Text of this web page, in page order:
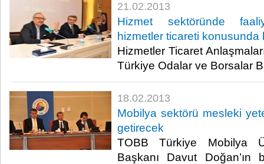
21.02.2013
Hizmet sektöründe
hizmetler ticareti konusunda
Hizmetler Ticaret
Türkiye Odalar ve Borsalar
18.02.2013
Mobilya sektörü mesleki
getirecek
TOBB Türkiye Mobilya
Başkanı Davut Doğan’ın